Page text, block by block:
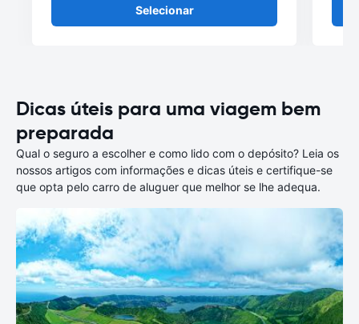
Selecionar
Dicas úteis para uma viagem bem
preparada
Qual o seguro a escolher e como lido com o depósito? Leia os
nossos artigos com informações e dicas úteis e certifique-se
que opta pelo carro de aluguer que melhor se lhe adequa.